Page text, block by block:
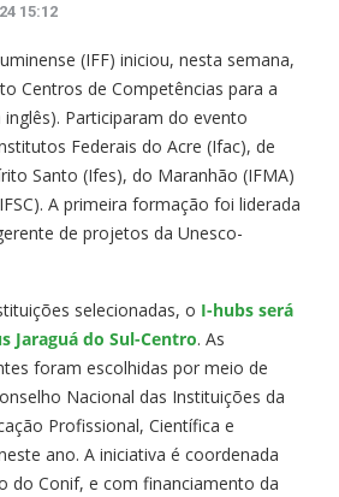
15:12
(IFF) iniciou, nesta semana,
Centros de Competências para a
Participaram do evento
Federais do Acre (Ifac), de
Santo (Ifes), do Maranhão (IFMA)
A primeira formação foi liderada
de projetos da Unesco-
selecionadas, o I-hubs será
Jaraguá do Sul-Centro. As
foram escolhidas por meio de
Nacional das Instituições da
Profissional, Científica e
ano. A iniciativa é coordenada
do Conif, e com financiamento da